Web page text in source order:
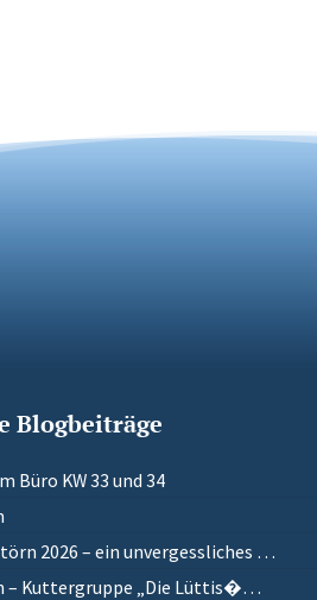
Blogbeiträge
Büro KW 33 und 34
2026 – ein unvergessliches …
– Kuttergruppe „Die Lüttis�…